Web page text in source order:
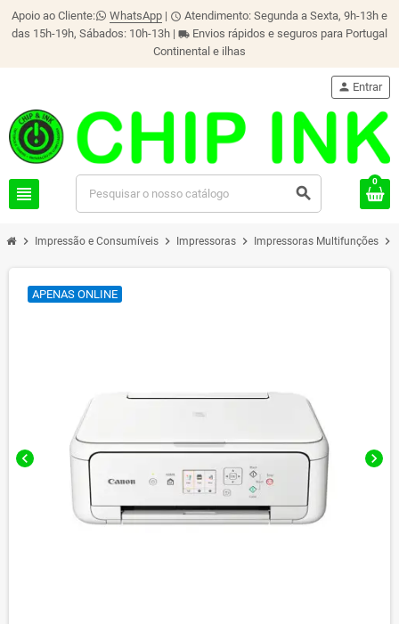
Apoio ao Cliente: WhatsApp | schedule Atendimento: Segunda a Sexta, 9h-13h e
das 15h-19h, Sábados: 10h-13h | local_shipping Envios rápidos e seguros para Portugal
Continental e ilhas
view_headline search
person Entrar
0
chevron_right Impressão e Consumíveis chevron_right Impressoras chevron_right Impressoras Multifunções chevron_right
chevron_left chevron_right
APENAS ONLINE